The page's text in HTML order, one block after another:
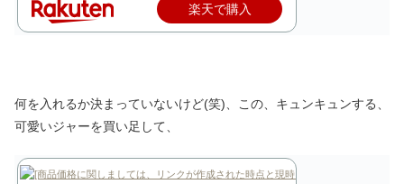
楽天で購入
何を入れるか決まっていないけど(笑)、この、キュンキュンする、
可愛いジャーを買い足して、